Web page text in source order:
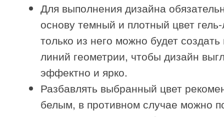
Для выполнения дизайна
основу темный и плотный цвет гель-
только из него можно будет создать
линий геометрии, чтобы дизайн
эффектно и ярко.
Разбавлять выбранный цвет
белым, в противном случае можно